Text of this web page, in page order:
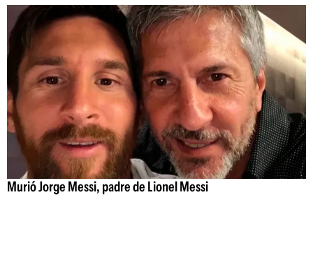
Murió Jorge Messi, padre de Lionel Messi